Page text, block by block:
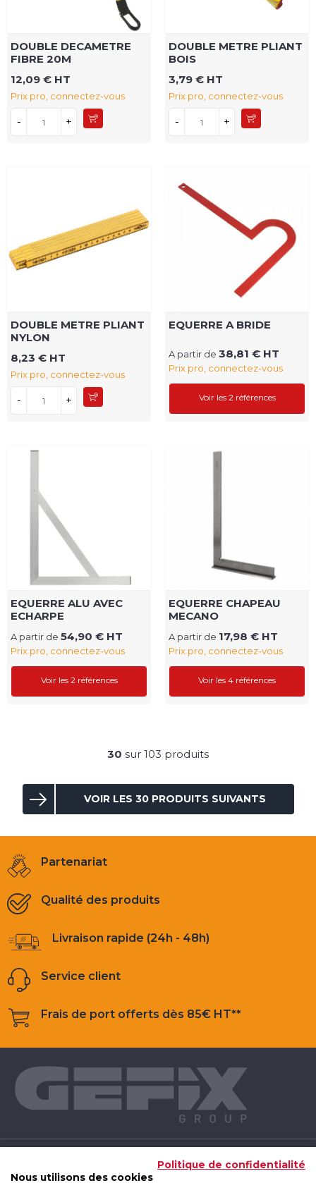
DOUBLE DECAMETRE
FIBRE 20M
12,09 € HT
Prix pro, connectez-vous
- +
DOUBLE METRE PLIANT
BOIS
3,79 € HT
Prix pro, connectez-vous
- +
DOUBLE METRE PLIANT
NYLON
8,23 € HT
Prix pro, connectez-vous
- +
EQUERRE A BRIDE
A partir de 38,81 € HT
Prix pro, connectez-vous
Voir les 2 références
EQUERRE ALU AVEC
ECHARPE
A partir de 54,90 € HT
Prix pro, connectez-vous
Voir les 2 références
EQUERRE CHAPEAU
MECANO
A partir de 17,98 € HT
Prix pro, connectez-vous
Voir les 4 références
30 sur 103 produits
VOIR LES 30 PRODUITS SUIVANTS
Partenariat
Qualité des produits
Livraison rapide (24h - 48h)
Service client
Frais de port offerts dès 85€ HT**
Politique de confidentialité
Nous utilisons des cookies